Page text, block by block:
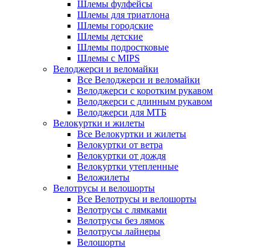
Шлемы фулфейсы
Шлемы для триатлона
Шлемы городские
Шлемы детские
Шлемы подростковые
Шлемы с MIPS
Велоджерси и веломайки
Все Велоджерси и веломайки
Велоджерси с коротким рукавом
Велоджерси с длинным рукавом
Велоджерси для МТБ
Велокуртки и жилеты
Все Велокуртки и жилеты
Велокуртки от ветра
Велокуртки от дождя
Велокуртки утепленные
Веложилеты
Велотрусы и велошорты
Все Велотрусы и велошорты
Велотрусы с лямками
Велотрусы без лямок
Велотрусы лайнеры
Велошорты